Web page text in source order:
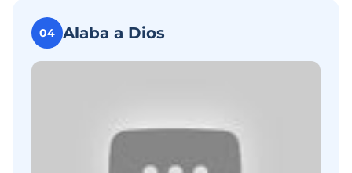
04 Alaba a Dios